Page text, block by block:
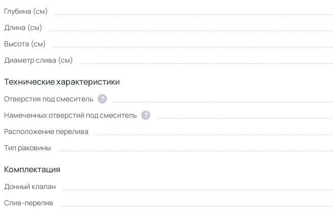
Глубина (см)
Длина (см)
Высота (см)
Диаметр слива (см)
Технические характеристики
Отверстия под смеситель ?
Намеченных отверстий под смеситель
?
Расположение перелива
Тип раковины
Комплектация
Донный клапан
Слив-перелив